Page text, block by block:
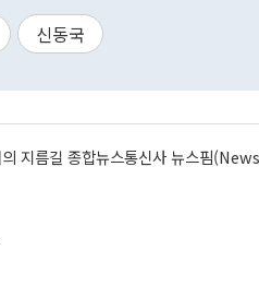
신동국
지름길 종합뉴스통신사 뉴스핌